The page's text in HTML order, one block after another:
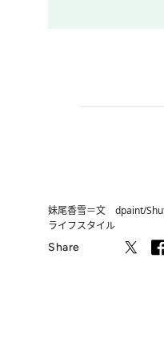
妹尾香雪＝文 dpaint/
ライフスタイル
Share